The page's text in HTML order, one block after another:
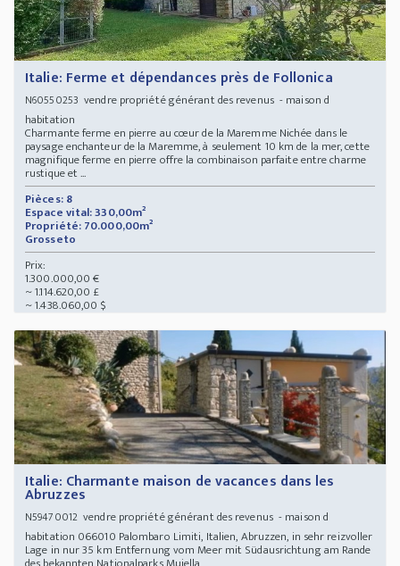
Italie: Ferme et dépendances près de Follonica
N60550253 vendre propriété générant des revenus - maison d
habitation
Charmante ferme en pierre au cœur de la Maremme Nichée dans le
paysage enchanteur de la Maremme, à seulement 10 km de la mer, cette
magnifique ferme en pierre offre la combinaison parfaite entre charme
rustique et ...
Pièces: 8
Espace vital: 330,00m²
Propriété: 70.000,00m²
Grosseto
Prix:
1.300.000,00 €
~ 1.114.620,00 £
~ 1.438.060,00 $
Italie: Charmante maison de vacances dans les
Abruzzes
N59470012vendre propriété générant des revenus - maison d
habitation 066010 Palombaro Limiti, Italien, Abruzzen, in sehr reizvoller
Lage in nur 35 km Entfernung vom Meer mit Südausrichtung am Rande